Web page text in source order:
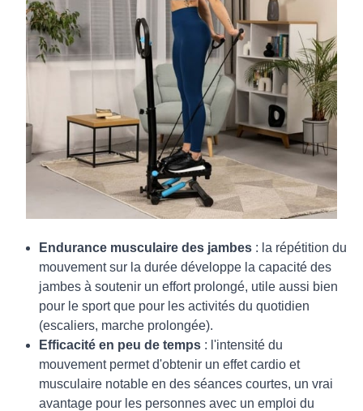
Endurance musculaire des jambes : la répétition du
mouvement sur la durée développe la capacité des
jambes à soutenir un effort prolongé, utile aussi bien
pour le sport que pour les activités du quotidien
(escaliers, marche prolongée).
Efficacité en peu de temps : l'intensité du
mouvement permet d'obtenir un effet cardio et
musculaire notable en des séances courtes, un vrai
avantage pour les personnes avec un emploi du